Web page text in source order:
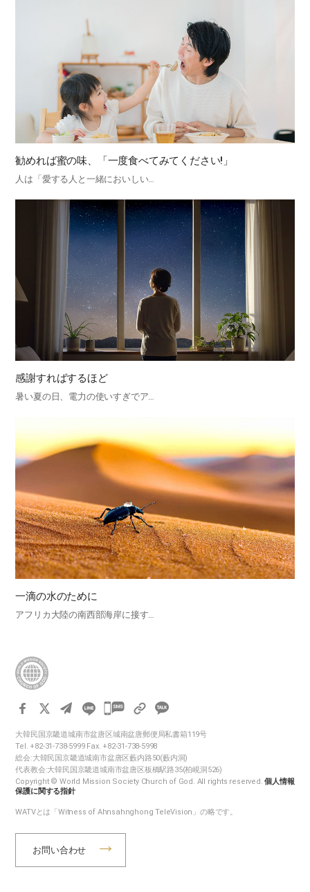
勧めれば蜜の味、「一度食べてみてください!」
人は「愛する人と一緒においしい…
感謝すればするほど
暑い夏の日、電力の使いすぎでア…
一滴の水のために
アフリカ大陸の南西部海岸に接す…
카
오
톡
공
하
大韓民国京畿道城南市盆唐区城南盆唐郵便局私書箱119号
Tel. +82-31-738-5999 Fax. +82-31-738-5998
総会:大韓民国京畿道城南市盆唐区藪内路50(藪内洞)
代表教会:大韓民国京畿道城南市盆唐区板橋駅路35(柏峴洞526)
Copyright © World Mission Society Church of God. All rights reserved.個人情報
保護に関する指針
WATVとは「Witness of Ahnsahnghong TeleVision」の略です。
お問い合わせ